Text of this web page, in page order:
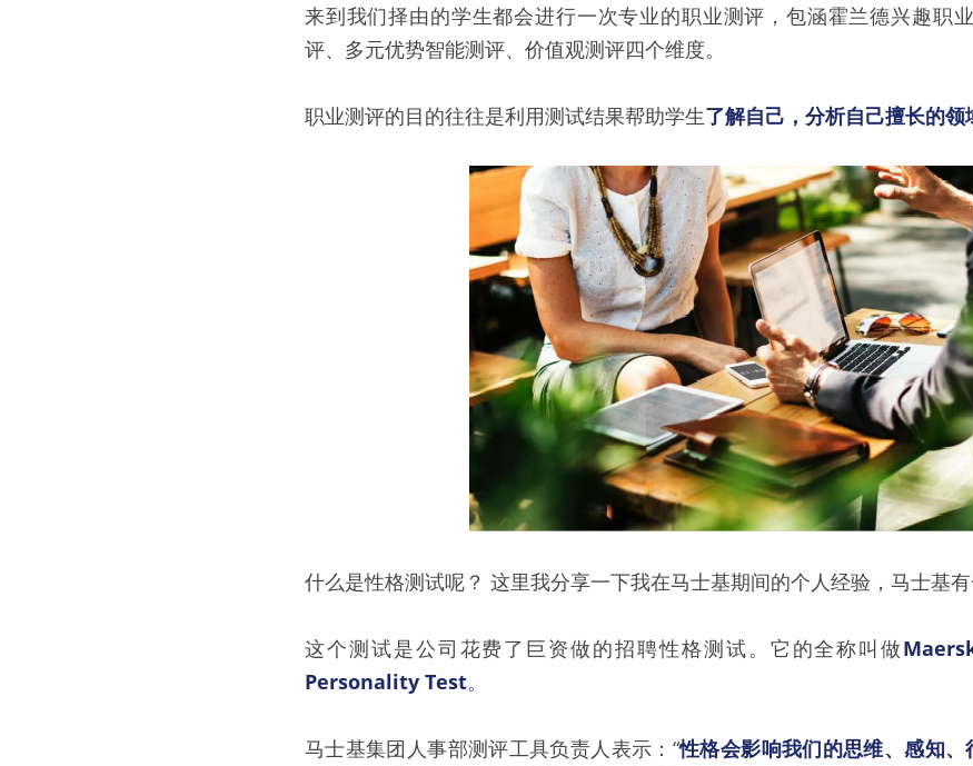
来到我们择由的学生都会进行一次专业的职业测评，包涵霍兰德兴趣职
评、多元优势智能测评、价值观测评四个维度。
职业测评的目的往往是利用测试结果帮助学生了解自己，分析自己擅长的领
什么是性格测试呢？ 这里我分享一下我在马士基期间的个人经验，马士基有
这个测试是公司花费了巨资做的招聘性格测试。它的全称叫做
Personality Test。
马士基集团人事部测评工具负责人表示：“性格会影响我们的思维、感知